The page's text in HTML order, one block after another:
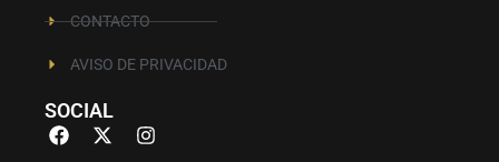
CONTACTO
AVISO DE PRIVACIDAD
SOCIAL